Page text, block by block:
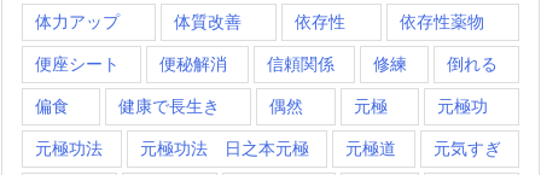
体力アップ 体質改善 依存性 依存性薬物
便座シート 便秘解消 信頼関係 修練 倒れる
偏食 健康で長生き 偶然 元極 元極功
元極功法 元極功法 日之本元極 元極道 元気すぎ